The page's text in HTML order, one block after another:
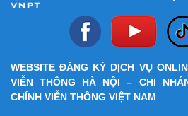
WEBSITE ĐĂNG KÝ DỊCH VỤ
VIỄN THÔNG HÀ NỘI – CHI
CHÍNH VIỄN THÔNG VIỆT NAM